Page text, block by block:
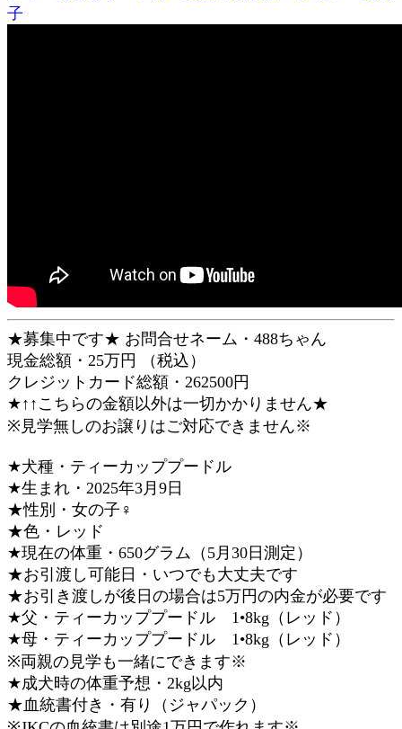
子
★募集中です★ お問合せネーム・488ちゃん
現金総額・25万円 （税込）
クレジットカード総額・262500円
★↑↑こちらの金額以外は一切かかりません★
※見学無しのお譲りはご対応できません※
★犬種・ティーカッププードル
★生まれ・2025年3月9日
★性別・女の子♀
★色・レッド
★現在の体重・650グラム（5月30日測定）
★お引渡し可能日・いつでも大丈夫です
★お引き渡しが後日の場合は5万円の内金が必要です
★父・ティーカッププードル 1•8kg（レッド）
★母・ティーカッププードル 1•8kg（レッド）
※両親の見学も一緒にできます※
★成犬時の体重予想・2kg以内
★血統書付き・有り（ジャパック）